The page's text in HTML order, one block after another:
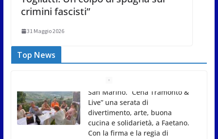
crimini fascisti”
31 Maggio 2026
Top News
Gli atleti della Federazione Judo
San Marino all’European Cup
Junior 2026 di Skopje
8 Agosto 2026